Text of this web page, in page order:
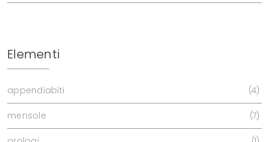
Elementi
appendiabiti 4
mensole 7